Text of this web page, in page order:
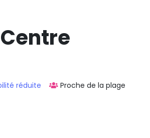
réduite Proche de la plage